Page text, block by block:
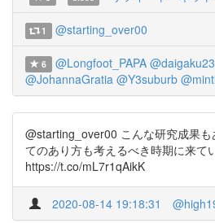
1 @starting_over00
6 @Longfoot_PAPA @daigaku23
@JohannaGratia @Y3suburb
@starting_over00 こんな研究成果
てのあり方も考えるべき時期に来て
https://t.co/mL7r1qAikK
2020-08-14 19:18:31